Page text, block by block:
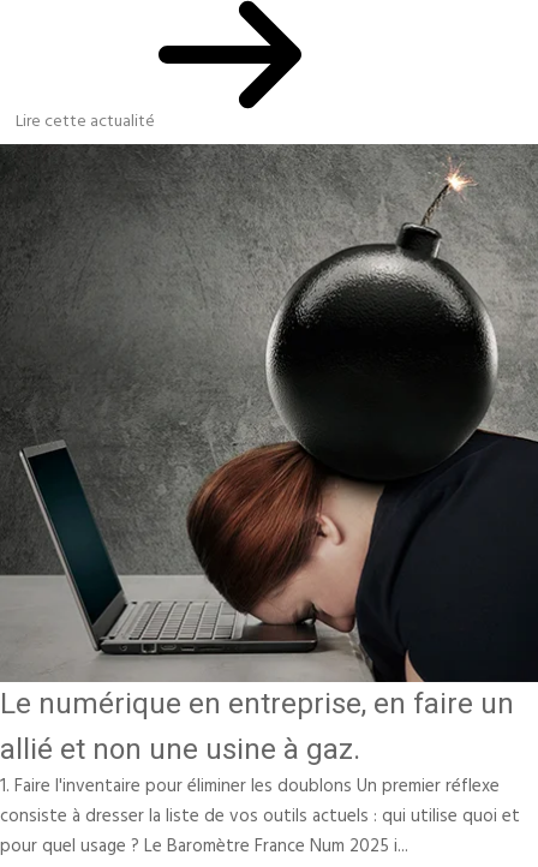
Lire cette actualité
Le numérique en entreprise, en faire un
allié et non une usine à gaz.
1. Faire l'inventaire pour éliminer les doublons Un premier réflexe
consiste à dresser la liste de vos outils actuels : qui utilise quoi et
pour quel usage ? Le Baromètre France Num 2025 i...